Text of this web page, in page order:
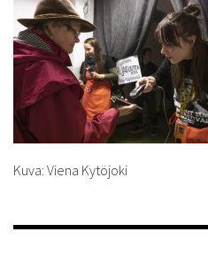
Kuva: Viena Kytöjoki